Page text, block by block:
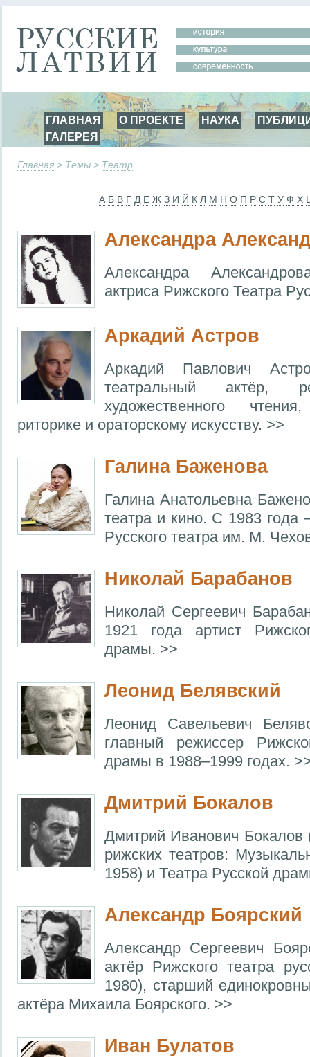
ГЛАВНАЯ О ПРОЕКТЕ НАУКА
ГАЛЕРЕЯ
Главная > Темы > Театр
А Б В Г Д Е Ж З И Й К Л М Н О П Р С Т У Ф Х
Александра
Александра
актриса Рижского Театра
Аркадий Астров
Аркадий Павлович
театральный актёр,
художественного
риторике и ораторскому искусству. >>
Галина Баженова
Галина Анатольевна
театра и кино. С 1983 года
Русского театра им. М.
Николай Барабанов
Николай Сергеевич
1921 года артист
драмы. >>
Леонид Белявский
Леонид Савельевич
главный режиссер
драмы в 1988–1999 годах.
Дмитрий Бокалов
Дмитрий Иванович Бокалов
рижских театров:
1958) и Театра Русской
Александр Боярский
Александр Сергеевич
актёр Рижского театра
1980), старший
актёра Михаила Боярского. >>
Иван Булатов